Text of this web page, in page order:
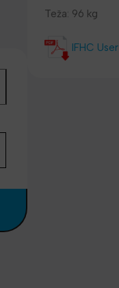
Teža: 96 kg
IFHC